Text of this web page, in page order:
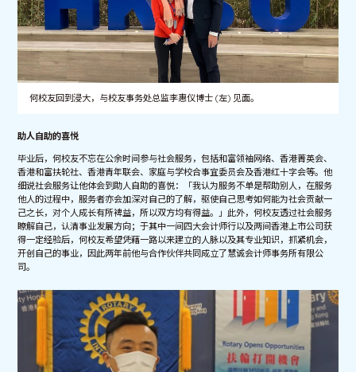
何校友回到浸大，与校友事务处总监李惠仪博士 (左) 见面。
助人自助的喜悦
毕业后，何校友不忘在公余时间参与社会服务，包括和富领袖网络、香港菁英会、
香港和富扶轮社、香港青年联会、家庭与学校合事宜委员会及香港红十字会等。他
细说社会服务让他体会到助人自助的喜悦：「我认为服务不单是帮助别人，在服务
他人的过程中，服务者亦会加深对自己的了解，驱使自己思考如何能为社会贡献一
己之长，对个人成长有所裨益，所以双方均有得益。」此外，何校友透过社会服务
瞭解自己，认清事业发展方向；于其中一间四大会计师行以及两间香港上市公司获
得一定经验后，何校友希望凭藉一路以来建立的人脉以及其专业知识，抓紧机会，
开创自己的事业，因此两年前他与合作伙伴共同成立了慧诚会计师事务所有限公
司。